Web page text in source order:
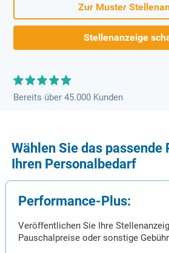
Zur Muster
Stellenanzeige
Bereits über 45.000 Kunden
Wählen Sie das passende
Ihren Personalbedarf
Performance-Plus:
Veröffentlichen Sie Ihre
Pauschalpreise oder sonstige